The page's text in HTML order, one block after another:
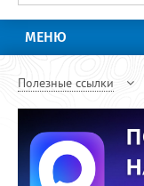
МЕНЮ
Полезные ссылки